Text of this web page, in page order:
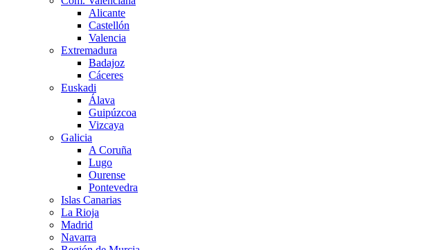
Alicante
Castellón
Valencia
Extremadura
Badajoz
Cáceres
Euskadi
Álava
Guipúzcoa
Vizcaya
Galicia
A Coruña
Lugo
Ourense
Pontevedra
Islas Canarias
La Rioja
Madrid
Navarra